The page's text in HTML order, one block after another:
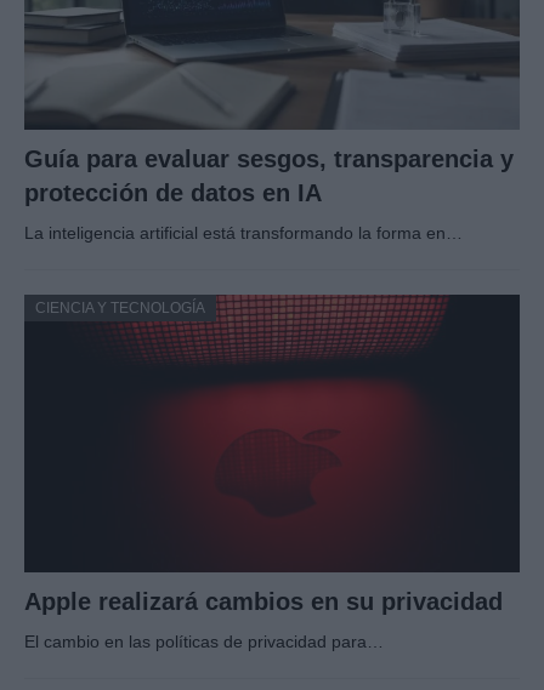
Guía para evaluar sesgos, transparencia y
protección de datos en IA
La inteligencia artificial está transformando la forma en…
CIENCIA Y TECNOLOGÍA
Apple realizará cambios en su privacidad
El cambio en las políticas de privacidad para…